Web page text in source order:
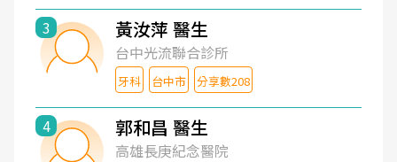
3 黃汝萍 醫生
台中光流聯合診所
牙科 台中市 分享數208
4 郭和昌 醫生
高雄長庚紀念醫院